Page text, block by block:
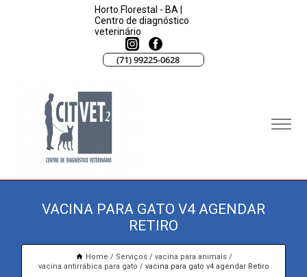
Horto Florestal - BA |
Centro de diagnóstico
veterinário
(71) 99225-0628
VACINA PARA GATO V4 AGENDAR
RETIRO
Home Serviços
vacina para animais
vacina antirrábica para gato
vacina para gato v4 agendar Retiro